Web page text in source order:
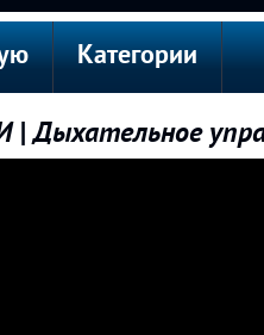
Категории
| Дыхательное